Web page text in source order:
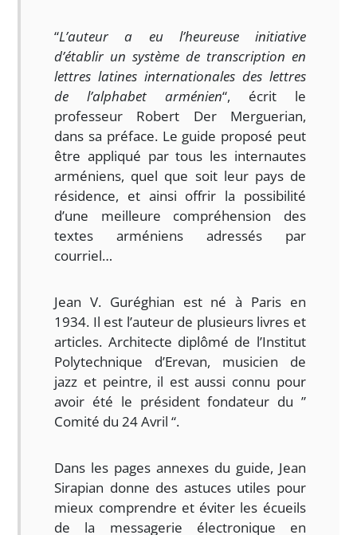
“L’auteur a eu l’heureuse initiative
d’établir un système de transcription en
lettres latines internationales des lettres
de l’alphabet arménien“, écrit le
professeur Robert Der Merguerian,
dans sa préface. Le guide proposé peut
être appliqué par tous les internautes
arméniens, quel que soit leur pays de
résidence, et ainsi offrir la possibilité
d’une meilleure compréhension des
textes arméniens adressés par
courriel…
Jean V. Guréghian est né à Paris en
1934. Il est l’auteur de plusieurs livres et
articles. Architecte diplômé de l’Institut
Polytechnique d’Erevan, musicien de
jazz et peintre, il est aussi connu pour
avoir été le président fondateur du ”
Comité du 24 Avril “.
Dans les pages annexes du guide, Jean
Sirapian donne des astuces utiles pour
mieux comprendre et éviter les écueils
de la messagerie électronique en